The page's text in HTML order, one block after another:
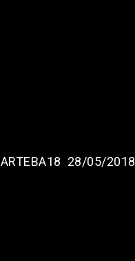
ARTEBA18 28/05/2018